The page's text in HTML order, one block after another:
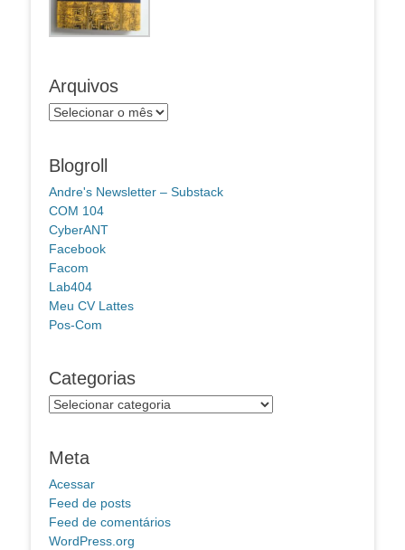
Arquivos
Arquivos
Blogroll
Andre's Newsletter – Substack
COM 104
CyberANT
Facebook
Facom
Lab404
Meu CV Lattes
Pos-Com
Categorias
Categorias
Meta
Acessar
Feed de posts
Feed de comentários
WordPress.org